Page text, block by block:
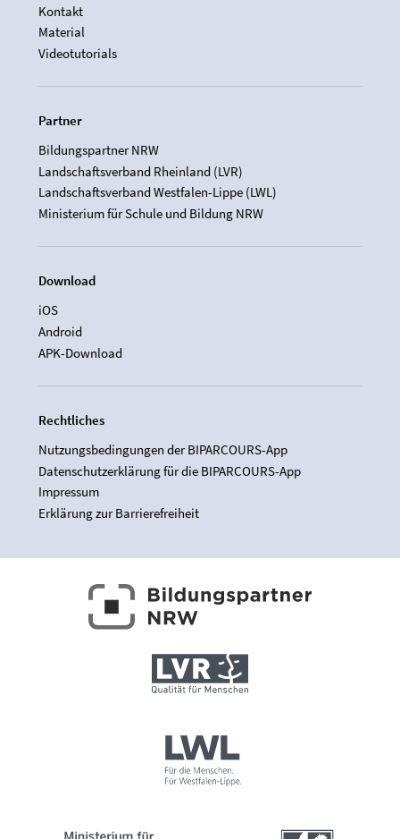
Kontakt
Material
Videotutorials
Partner
Bildungspartner NRW
Landschaftsverband Rheinland (LVR)
Landschaftsverband Westfalen-Lippe (LWL)
Ministerium für Schule und Bildung NRW
Download
iOS
Android
APK-Download
Rechtliches
Nutzungsbedingungen der BIPARCOURS-App
Datenschutzerklärung für die BIPARCOURS-App
Impressum
Erklärung zur Barrierefreiheit